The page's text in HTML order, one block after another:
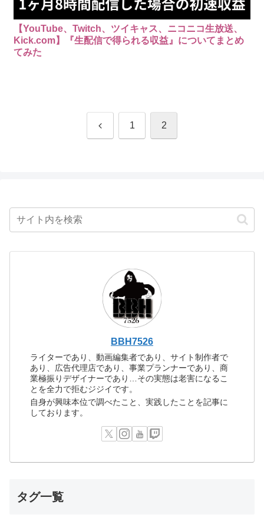
【YouTube、Twitch、ツイキャス、ニコニコ生放送、
Kick.com】『生配信で得られる収益』についてまとめ
てみた
前 1 2
BBH7526
ライターであり、動画編集者であり、サイト制作者で
あり、広告代理店であり、事業プランナーであり、商
業極振りデザイナーであり…その実態は老害になるこ
とを全力で拒むジジイです。
自身が興味本位で調べたこと、実践したことを記事に
しております。
タグ一覧